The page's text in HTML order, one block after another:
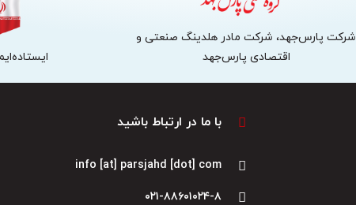
شرکت پارس‌جهد، شرکت مادر هلدینگ صنعتی و
اقتصادی پارس‌جهد
با ما در ارتباط باشید
info [at] parsjahd [dot] com
۰۲۱-۸۸۶۰۱۰۲۴-۸